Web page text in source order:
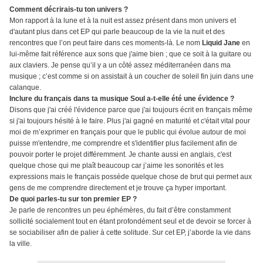
Comment décrirais-tu ton univers ?
Mon rapport à la lune et à la nuit est assez présent dans mon univers et
d'autant plus dans cet EP qui parle beaucoup de la vie la nuit et des
rencontres que l’on peut faire dans ces moments-là. Le nom Liquid Jane en
lui-même fait référence aux sons que j'aime bien ; que ce soit à la guitare ou
aux claviers. Je pense qu’il y a un côté assez méditerranéen dans ma
musique ; c’est comme si on assistait à un coucher de soleil fin juin dans une
calanque.
Inclure du français dans ta musique Soul a-t-elle été une évidence ?
Disons que j'ai créé l'évidence parce que j'ai toujours écrit en français même
si j'ai toujours hésité à le faire. Plus j'ai gagné en maturité et c'était vital pour
moi de m’exprimer en français pour que le public qui évolue autour de moi
puisse m'entendre, me comprendre et s'identifier plus facilement afin de
pouvoir porter le projet différemment. Je chante aussi en anglais, c'est
quelque chose qui me plaît beaucoup car j’aime les sonorités et les
expressions mais le français possède quelque chose de brut qui permet aux
gens de me comprendre directement et je trouve ça hyper important.
De quoi parles-tu sur ton premier EP ?
Je parle de rencontres un peu éphémères, du fait d’être constamment
sollicité socialement tout en étant profondément seul et de devoir se forcer à
se sociabiliser afin de palier à cette solitude. Sur cet EP, j’aborde la vie dans
la ville.